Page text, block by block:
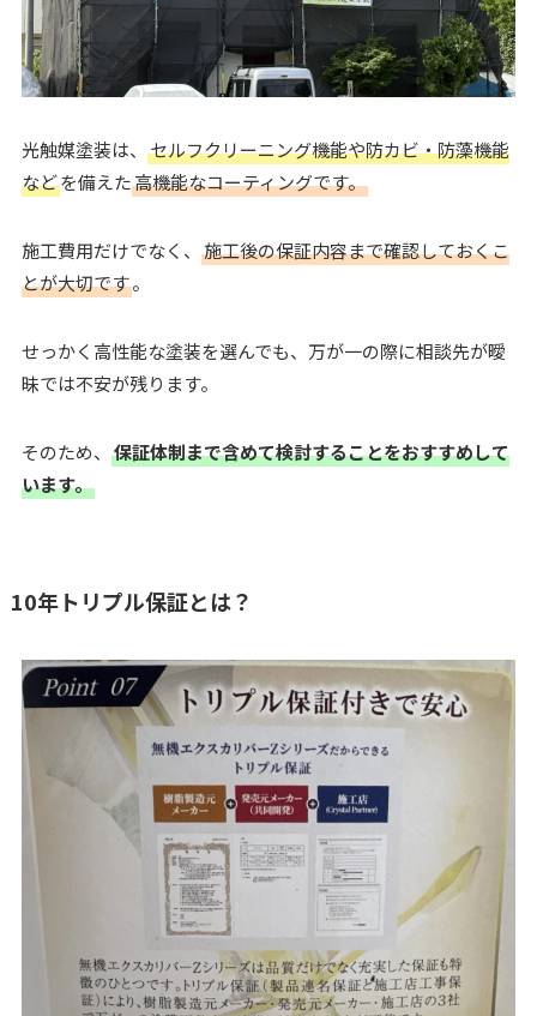
光触媒塗装は、 セルフクリーニング機能や防カビ・防藻機能
などを備えた高機能なコーティングです。
施工費用だけでなく、 施工後の保証内容まで確認しておくこ
とが大切です。
せっかく高性能な塗装を選んでも、万が一の際に相談先が曖
昧では不安が残ります。
そのため、 保証体制まで含めて検討することをおすすめして
います。
10年トリプル保証とは？